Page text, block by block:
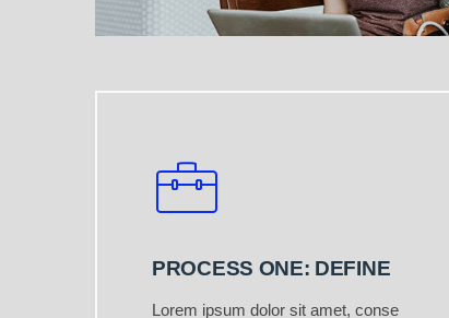
PROCESS ONE: DEFINE
Lorem ipsum dolor sit amet, conse